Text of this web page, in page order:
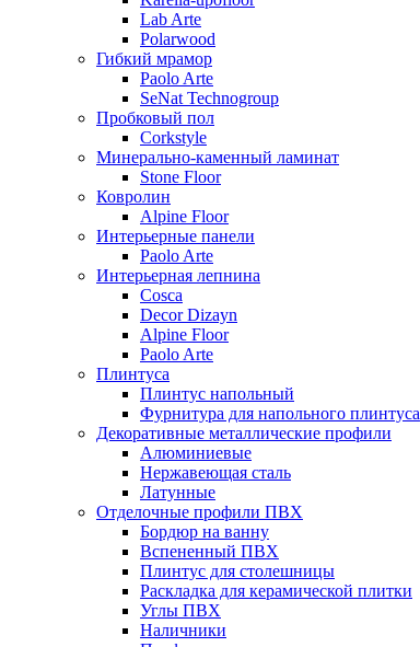
Lab Arte
Polarwood
Гибкий мрамор
Paolo Arte
SeNat Technogroup
Пробковый пол
Corkstyle
Минерально-каменный ламинат
Stone Floor
Ковролин
Alpine Floor
Интерьерные панели
Paolo Arte
Интерьерная лепнина
Cosca
Decor Dizayn
Alpine Floor
Paolo Arte
Плинтуса
Плинтус напольный
Фурнитура для напольного плинтуса
Декоративные металлические профили
Алюминиевые
Нержавеющая сталь
Латунные
Отделочные профили ПВХ
Бордюр на ванну
Вспененный ПВХ
Плинтус для столешницы
Раскладка для керамической плитки
Углы ПВХ
Наличники